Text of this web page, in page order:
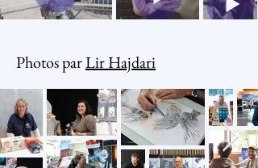
Photos parLir Hajdari